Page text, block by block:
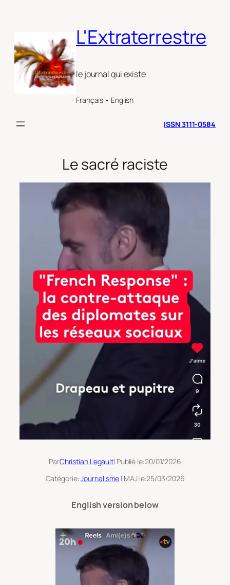
L'Extraterrestre
le journal qui existe
Français • English
ISSN 3111-0584
Le sacré raciste
ParChristian Legault| Publié le:20/01/2026
Catégorie:Journalisme | MAJ le:25/03/2026
English version below